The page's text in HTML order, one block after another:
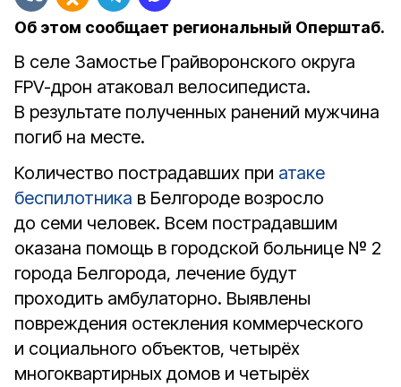
Об этом сообщает региональный Оперштаб.
В селе Замостье Грайворонского округа
FPV-дрон атаковал велосипедиста.
В результате полученных ранений мужчина
погиб на месте.
Количество пострадавших при атаке
беспилотника в Белгороде возросло
до семи человек. Всем пострадавшим
оказана помощь в городской больнице № 2
города Белгорода, лечение будут
проходить амбулаторно. Выявлены
повреждения остекления коммерческого
и социального объектов, четырёх
многоквартирных домов и четырёх